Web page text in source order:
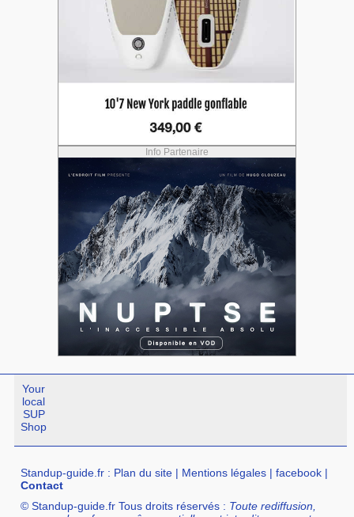
Info Partenaire
Your
local
SUP
Shop
Standup-guide.fr : Plan du site | Mentions légales |facebook |
Contact
© Standup-guide.fr Tous droits réservés : Toute rediffusion,